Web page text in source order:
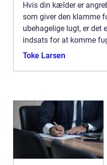
Hvis din kælder er
som giver den klamme
ubehagelige lugt, er det
indsats for at komme
gang for alle får fjernet
Toke Larsen